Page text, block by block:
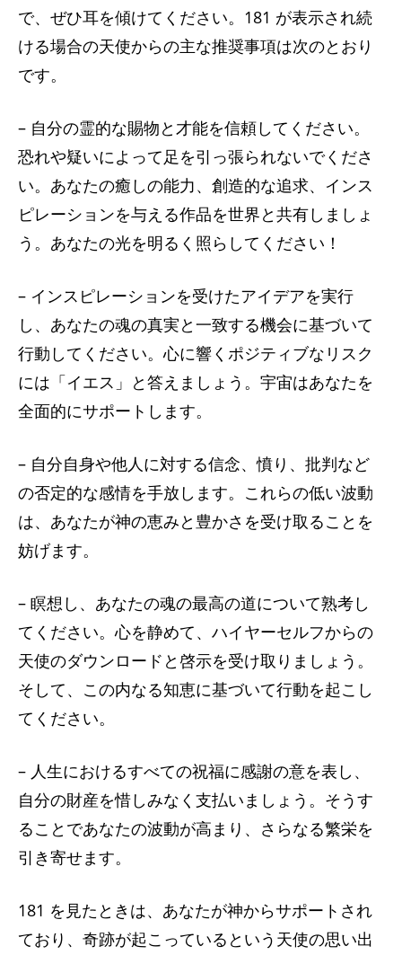
で、ぜひ耳を傾けてください。181 が表示され続
ける場合の天使からの主な推奨事項は次のとおり
です。
– 自分の霊的な賜物と才能を信頼してください。
恐れや疑いによって足を引っ張られないでくださ
い。あなたの癒しの能力、創造的な追求、インス
ピレーションを与える作品を世界と共有しましょ
う。あなたの光を明るく照らしてください！
– インスピレーションを受けたアイデアを実行
し、あなたの魂の真実と一致する機会に基づいて
行動してください。心に響くポジティブなリスク
には「イエス」と答えましょう。宇宙はあなたを
全面的にサポートします。
– 自分自身や他人に対する信念、憤り、批判など
の否定的な感情を手放します。これらの低い波動
は、あなたが神の恵みと豊かさを受け取ることを
妨げます。
– 瞑想し、あなたの魂の最高の道について熟考し
てください。心を静めて、ハイヤーセルフからの
天使のダウンロードと啓示を受け取りましょう。
そして、この内なる知恵に基づいて行動を起こし
てください。
– 人生におけるすべての祝福に感謝の意を表し、
自分の財産を惜しみなく支払いましょう。そうす
ることであなたの波動が高まり、さらなる繁栄を
引き寄せます。
181 を見たときは、あなたが神からサポートされ
ており、奇跡が起こっているという天使の思い出